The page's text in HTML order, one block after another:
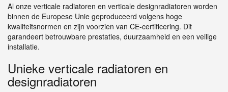
Al onze verticale radiatoren en verticale designradiatoren worden
binnen de Europese Unie geproduceerd volgens hoge
kwaliteitsnormen en zijn voorzien van CE-certificering. Dit
garandeert betrouwbare prestaties, duurzaamheid en een veilige
installatie.
Unieke verticale radiatoren en
designradiatoren